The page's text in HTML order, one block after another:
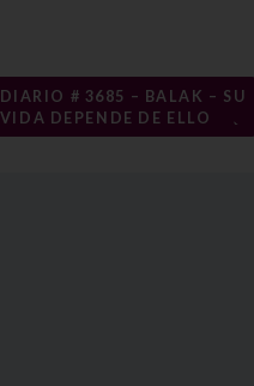
# 3685 – BALAK – SU
VIDA DEPENDE DE ELLO
→